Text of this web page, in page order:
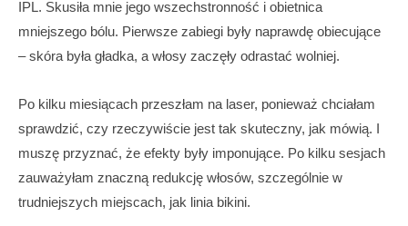
IPL. Skusiła mnie jego wszechstronność i obietnica
mniejszego bólu. Pierwsze zabiegi były naprawdę obiecujące
– skóra była gładka, a włosy zaczęły odrastać wolniej.
Po kilku miesiącach przeszłam na laser, ponieważ chciałam
sprawdzić, czy rzeczywiście jest tak skuteczny, jak mówią. I
muszę przyznać, że efekty były imponujące. Po kilku sesjach
zauważyłam znaczną redukcję włosów, szczególnie w
trudniejszych miejscach, jak linia bikini.